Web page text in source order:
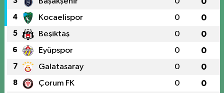
4 Kocaelispor 0 0
5 Beşiktaş 0 0
6 Eyüpspor 0 0
7 Galatasaray 0 0
8 Çorum FK 0 0